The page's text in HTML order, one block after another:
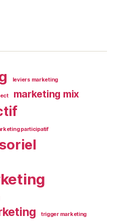
leviers marketing
marketing mix
participatif
trigger marketing